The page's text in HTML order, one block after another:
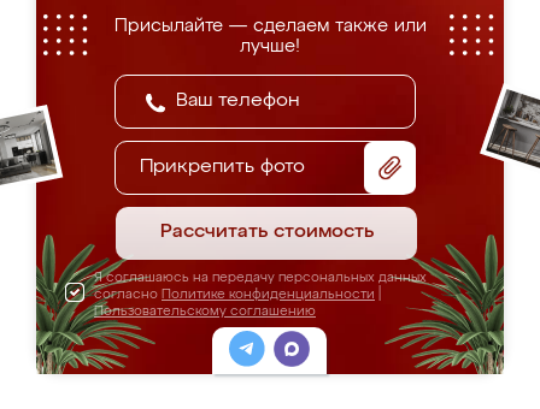
Присылайте — сделаем также или
лучше!
Прикрепить фото
Рассчитать стоимость
Я соглашаюсь на передачу персональных данных
согласно Политике конфиденциальности
Пользовательскому соглашению